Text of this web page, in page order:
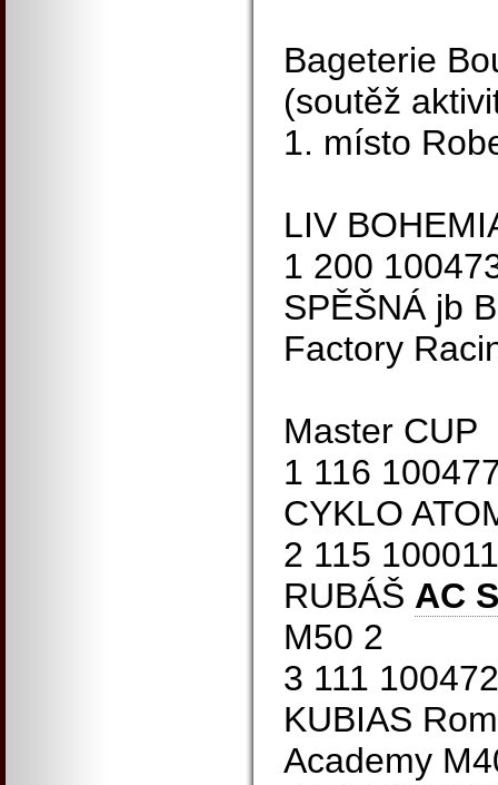
Bageterie
(soutěž
1. místo
LIV
1 200
SPĚŠNÁ jb
Factory
Master CUP
1 116
CYKLO
2 115
RUBÁŠ AC
M50 2
3 111
KUBIAS
Academy